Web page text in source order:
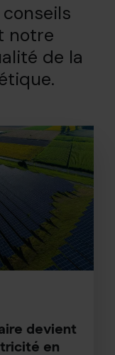
notre
de la
devient
en